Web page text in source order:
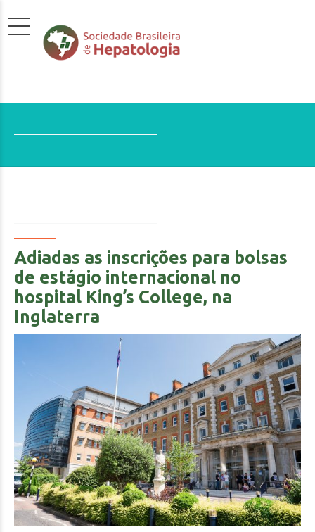
Adiadas as inscrições para bolsas
de estágio internacional no
hospital King’s College, na
Inglaterra